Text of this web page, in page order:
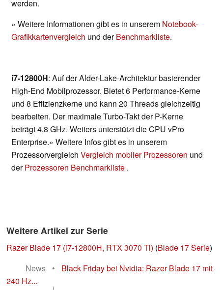
werden.
» Weitere Informationen gibt es in unserem Notebook-
Grafikkartenvergleich und derBenchmarkliste.
i7-12800H: Auf der Alder-Lake-Architektur basierender
High-End Mobilprozessor. Bietet 6 Performance-Kerne
und 8 Effizienzkerne und kann 20 Threads gleichzeitig
bearbeiten. Der maximale Turbo-Takt der P-Kerne
beträgt 4,8 GHz. Weiters unterstützt die CPU vPro
Enterprise.» Weitere Infos gibt es in unserem
Prozessorvergleich Vergleich mobiler Prozessoren und
derProzessoren Benchmarkliste .
Weitere Artikel zur Serie
Razer Blade 17 (i7-12800H, RTX 3070 Ti) (Blade 17 Serie)
News
•
Black Friday bei Nvidia: Razer Blade 17 mit
240 Hz...